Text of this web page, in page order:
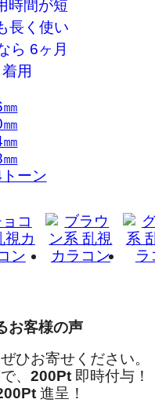
ーン
お客様の声
ひお寄せください。
、 200Pt 即時付与！
進呈！